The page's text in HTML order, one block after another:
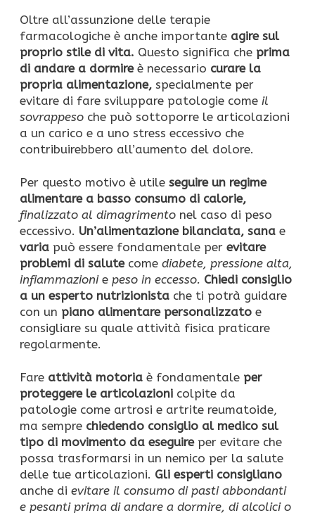
Oltre all’assunzione delle terapie
farmacologiche è anche importante agire sul
proprio stile di vita. Questo significa che prima
di andare a dormireè necessario curare la
propria alimentazione, specialmente per
evitare di fare sviluppare patologie come il
sovrappeso che può sottoporre le articolazioni
a un carico e a uno stress eccessivo che
contribuirebbero all’aumento del dolore.
Per questo motivo è utile seguire un regime
alimentare a basso consumo di calorie,
finalizzato al dimagrimento nel caso di peso
eccessivo. Un’alimentazione bilanciata, sana e
varia può essere fondamentale per evitare
problemi di salutecome diabete, pressione alta,
infiammazionie peso in eccesso. Chiedi consiglio
a un esperto nutrizionista che ti potrà guidare
con un piano alimentare personalizzato e
consigliare su quale attività fisica praticare
regolarmente.
Fare attività motoria è fondamentale per
proteggere le articolazioni colpite da
patologie come artrosi e artrite reumatoide,
ma sempre chiedendo consiglio al medico sul
tipo di movimento da eseguireper evitare che
possa trasformarsi in un nemico per la salute
delle tue articolazioni. Gli esperti consigliano
anche di evitare il consumo di pasti abbondanti
e pesanti prima di andare a dormire, di alcolici o